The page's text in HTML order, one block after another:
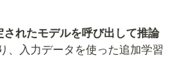
されたモデルを呼び出して推論
、入力データを使った追加学習